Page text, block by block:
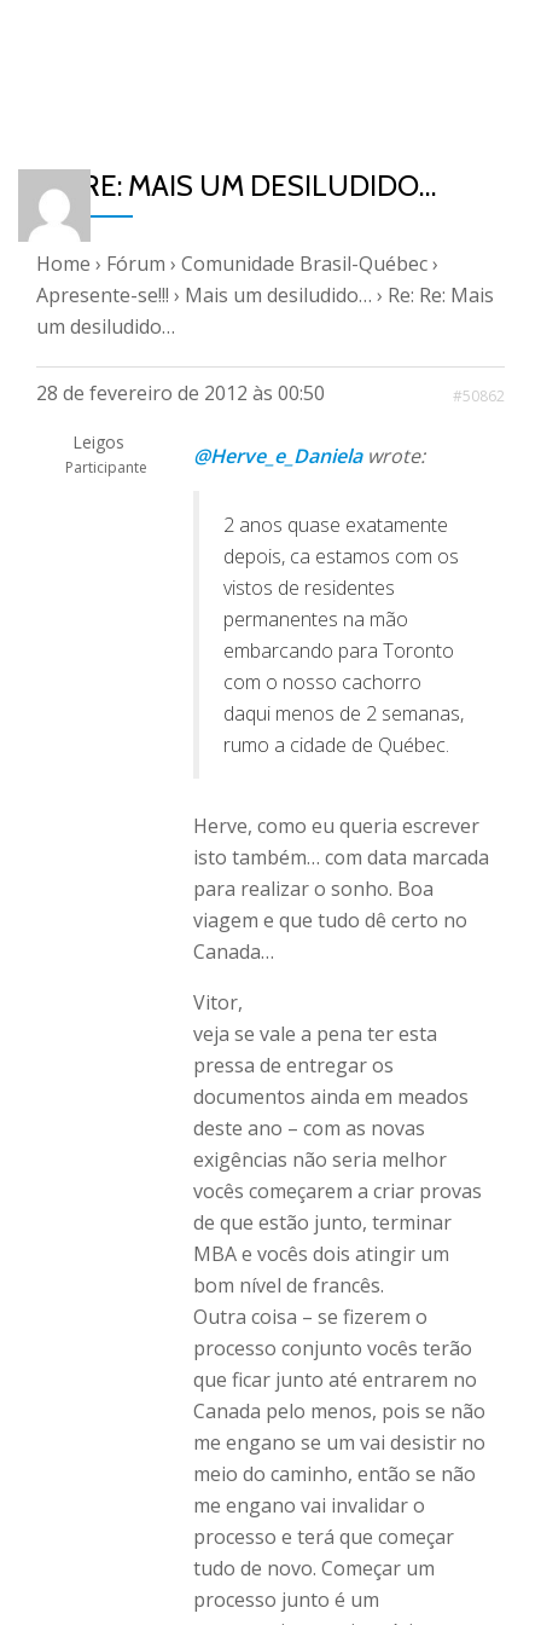
RE: RE: MAIS UM DESILUDIDO…
Home › Fórum › Comunidade Brasil-Québec›
Apresente-se!!! › Mais um desiludido… › Re: Re: Mais
um desiludido…
28 de fevereiro de 2012 às 00:50 #50862
Leigos
Participante @Herve_e_Danielawrote:
2 anos quase exatamente
depois, ca estamos com os
vistos de residentes
permanentes na mão
embarcando para Toronto
com o nosso cachorro
daqui menos de 2 semanas,
rumo a cidade de Québec.
Herve, como eu queria escrever
isto também… com data marcada
para realizar o sonho. Boa
viagem e que tudo dê certo no
Canada…
Vitor,
veja se vale a pena ter esta
pressa de entregar os
documentos ainda em meados
deste ano – com as novas
exigências não seria melhor
vocês começarem a criar provas
de que estão junto, terminar
MBA e vocês dois atingir um
bom nível de francês.
Outra coisa – se fizerem o
processo conjunto vocês terão
que ficar junto até entrarem no
Canada pelo menos, pois se não
me engano se um vai desistir no
meio do caminho, então se não
me engano vai invalidar o
processo e terá que começar
tudo de novo. Começar um
processo junto é um